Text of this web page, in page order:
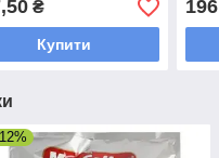
₴
Купити